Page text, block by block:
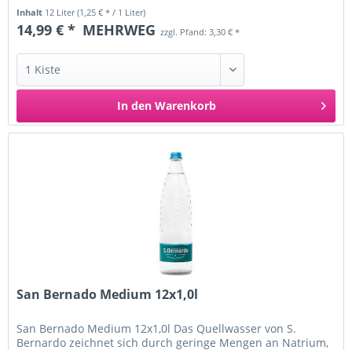
Inhalt 12 Liter(1,25 € * / 1 Liter)
14,99 € * MEHRWEG zzgl. Pfand: 3,30 € *
In den Warenkorb
San Bernado Medium 12x1,0l
San Bernado Medium 12x1,0l Das Quellwasser von S.
Bernardo zeichnet sich durch geringe Mengen an Natrium,